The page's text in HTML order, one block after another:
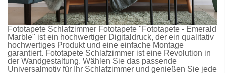
Fototapete Schlafzimmer Fototapete "Fototapete - Emerald
Marble" ist ein hochwertiger Digitaldruck, der ein qualitativ
hochwertiges Produkt und eine einfache Montage
garantiert. Fototapete Schlafzimmer ist eine Revolution in
der Wandgestaltung. Wählen Sie das passende
Universalmotiv für Ihr Schlafzimmer und genießen Sie jede